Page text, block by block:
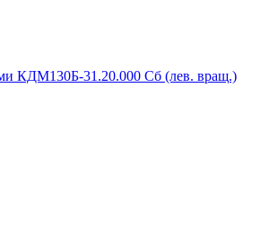
КДМ130Б-31.20.000 Сб (лев. вращ.)